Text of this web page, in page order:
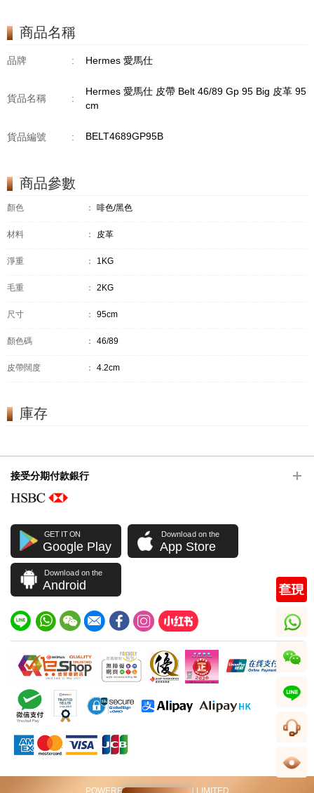
商品名稱
品牌 : Hermes 愛馬仕
貨品名稱 :
Hermes 愛馬仕 皮帶 Belt 46/89 Gp 95 Big 皮革 95
cm
貨品編號 : BELT4689GP95B
商品參數
顏色 ： 啡色/黑色
材料 ： 皮革
淨重 ： 1KG
毛重 ： 2KG
尺寸 ： 95cm
顏色碼 ： 46/89
皮帶闊度 ： 4.2cm
庫存
接受分期付款銀行
GET IT ON
Google Play
Download on the
App Store
Download on the
Android
POWERED BY VIP STATION LIMITED
whatsapp